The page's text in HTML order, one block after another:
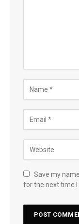
Save my
for the next time I